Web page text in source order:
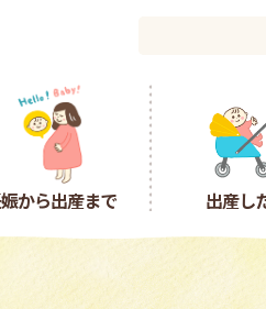
から出産まで 出産し